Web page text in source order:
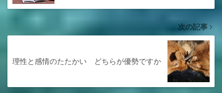
次の記事
理性と感情のたたかい どちらが優勢ですか